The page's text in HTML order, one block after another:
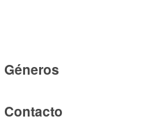
Géneros
Contacto